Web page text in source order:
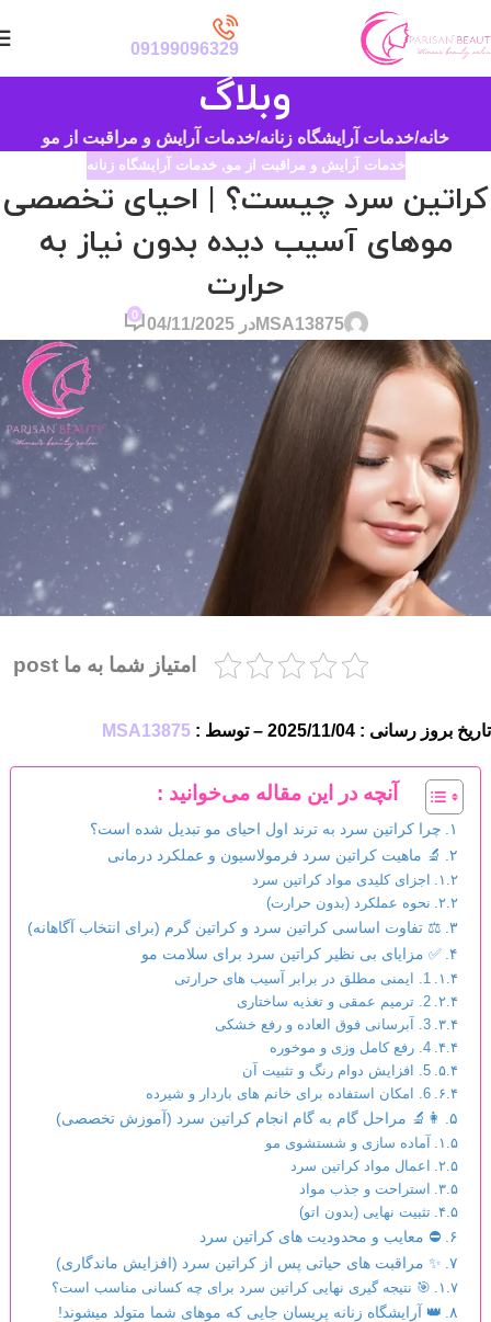
09199096329
وبلاگ
خانه خدمات آرایشگاه زنانه خدمات آرایش و مراقبت از مو
خدمات آرایش و مراقبت از مو,خدمات آرایشگاه زنانه
کراتین سرد چیست؟ | احیای تخصصی
موهای آسیب دیده بدون نیاز به
حرارت
MSA13875در 04/11/2025
0
امتیاز شما به ما post
تاریخ بروز رسانی : 2025/11/04 – توسط : MSA13875
آنچه در این مقاله می‌خوانید :
چرا کراتین سرد به ترند اول احیای مو تبدیل شده است؟
🔬 ماهیت کراتین سرد فرمولاسیون و عملکرد درمانی
اجزای کلیدی مواد کراتین سرد
نحوه عملکرد (بدون حرارت)
⚖️ تفاوت اساسی کراتین سرد و کراتین گرم (برای انتخاب آگاهانه)
✅ مزایای بی نظیر کراتین سرد برای سلامت مو
1. ایمنی مطلق در برابر آسیب های حرارتی
2. ترمیم عمقی و تغذیه ساختاری
3. آبرسانی فوق العاده و رفع خشکی
4. رفع کامل وزی و موخوره
5. افزایش دوام رنگ و تثبیت آن
6. امکان استفاده برای خانم های باردار و شیرده
👩‍🔬 مراحل گام به گام انجام کراتین سرد (آموزش تخصصی)
آماده سازی و شستشوی مو
اعمال مواد کراتین سرد
استراحت و جذب مواد
تثبیت نهایی (بدون اتو)
⛔ معایب و محدودیت های کراتین سرد
✨ مراقبت های حیاتی پس از کراتین سرد (افزایش ماندگاری)
🎯 نتیجه گیری نهایی کراتین سرد برای چه کسانی مناسب است؟
👑 آرایشگاه زنانه پریسان جایی که موهای شما متولد میشوند!